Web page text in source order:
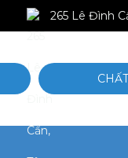
265 Lê Đình